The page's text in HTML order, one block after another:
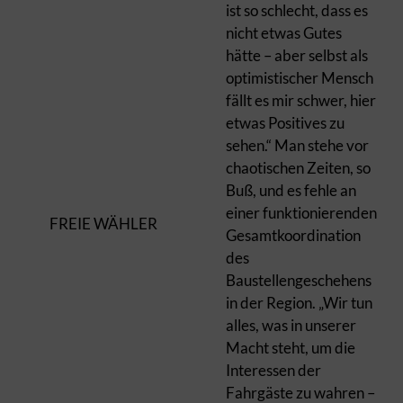
FREIE WÄHLER
ist so schlecht, dass es
nicht etwas Gutes
hätte – aber selbst als
optimistischer Mensch
fällt es mir schwer, hier
etwas Positives zu
sehen.“ Man stehe vor
chaotischen Zeiten, so
Buß, und es fehle an
einer funktionierenden
Gesamtkoordination
des
Baustellengeschehens
in der Region. „Wir tun
alles, was in unserer
Macht steht, um die
Interessen der
Fahrgäste zu wahren –